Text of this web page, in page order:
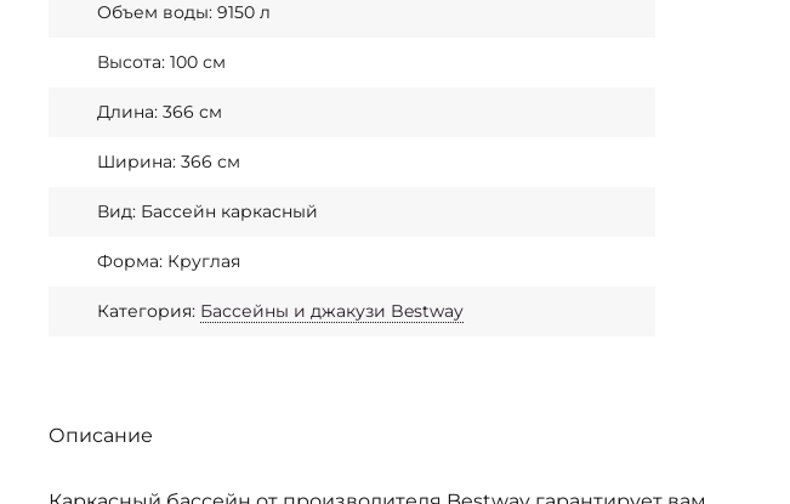
Объем воды: 9150 л
Высота: 100 см
Длина: 366 см
Ширина: 366 см
Вид: Бассейн каркасный
Форма: Круглая
Категория: Бассейны и джакузи Bestway
Описание